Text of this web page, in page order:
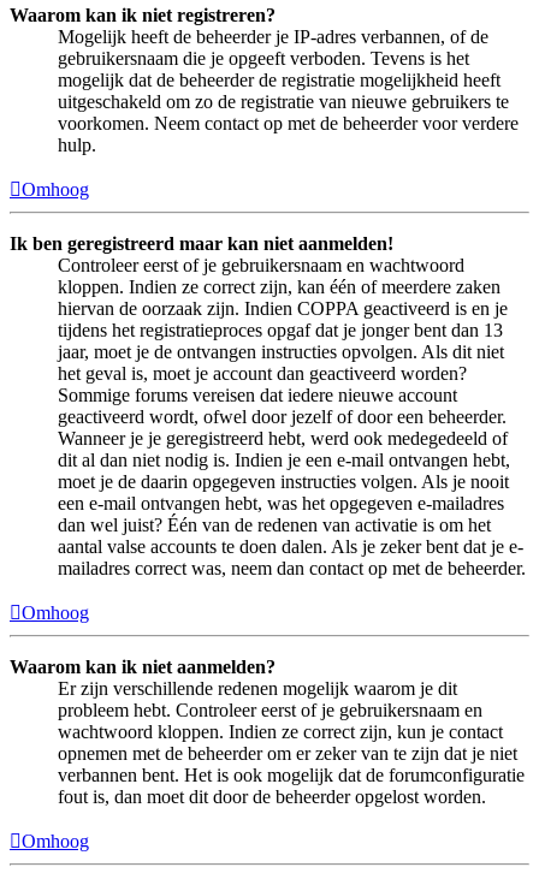
Waarom kan ik niet registreren?
Mogelijk heeft de beheerder je IP-adres verbannen, of de
gebruikersnaam die je opgeeft verboden. Tevens is het
mogelijk dat de beheerder de registratie mogelijkheid heeft
uitgeschakeld om zo de registratie van nieuwe gebruikers te
voorkomen. Neem contact op met de beheerder voor verdere
hulp.
Omhoog
Ik ben geregistreerd maar kan niet aanmelden!
Controleer eerst of je gebruikersnaam en wachtwoord
kloppen. Indien ze correct zijn, kan één of meerdere zaken
hiervan de oorzaak zijn. Indien COPPA geactiveerd is en je
tijdens het registratieproces opgaf dat je jonger bent dan 13
jaar, moet je de ontvangen instructies opvolgen. Als dit niet
het geval is, moet je account dan geactiveerd worden?
Sommige forums vereisen dat iedere nieuwe account
geactiveerd wordt, ofwel door jezelf of door een beheerder.
Wanneer je je geregistreerd hebt, werd ook medegedeeld of
dit al dan niet nodig is. Indien je een e-mail ontvangen hebt,
moet je de daarin opgegeven instructies volgen. Als je nooit
een e-mail ontvangen hebt, was het opgegeven e-mailadres
dan wel juist? Één van de redenen van activatie is om het
aantal valse accounts te doen dalen. Als je zeker bent dat je e-
mailadres correct was, neem dan contact op met de beheerder.
Omhoog
Waarom kan ik niet aanmelden?
Er zijn verschillende redenen mogelijk waarom je dit
probleem hebt. Controleer eerst of je gebruikersnaam en
wachtwoord kloppen. Indien ze correct zijn, kun je contact
opnemen met de beheerder om er zeker van te zijn dat je niet
verbannen bent. Het is ook mogelijk dat de forumconfiguratie
fout is, dan moet dit door de beheerder opgelost worden.
Omhoog